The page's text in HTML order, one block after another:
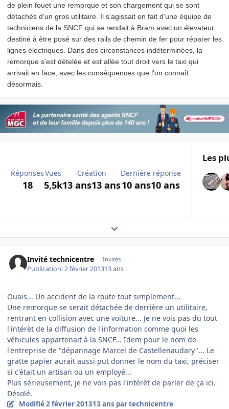
de plein fouet une remorque et son chargement qui se sont
détachés d'un gros utilitaire. Il s'agissait en fait d'une équipe de
techniciens de la SNCF qui se rendait à Bram avec un élevateur
destiné à être posé sur des rails de chemin de fer pour réparer les
lignes électriques. Dans des circonstances indéterminées, la
remorque s'est dételée et est allée tout droit vers le taxi qui
arrivait en face, avec les conséquences que l'on connaît
désormais.
Réponses
18
Vues
5,5k
Création
13 ans13 ans
Dernière réponse
10 ans10 ans
Les
Expand topic overview
Invité technicentre Invités
Publication:2 février 201313 ans
Ouais... Un accident de la route tout simplement...
Une remorque se serait détachée de derrière un utilitaire,
rentrant en collision avec une voiture... Je ne vois pas du tout
l'intérèt de la diffusion de l'information comme quoi les
véhicules appartenait à la SNCF... Idem pour le nom de
l'entreprise de "dépannage Marcel de Castellenaudary"... Le
gratte papier aurait aussi put donner le nom du taxi, préciser
si c'était un artisan ou un employé...
Plus sérieusement, je ne vois pas l'intérèt de parler de ça ici.
Désolé.
Modifié2 février 201313 ans par technicentre